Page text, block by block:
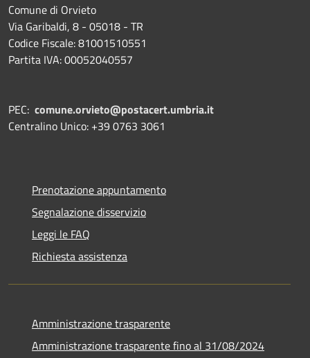
Comune di Orvieto
Via Garibaldi, 8 - 05018 - TR
Codice Fiscale: 81001510551
Partita IVA: 00052040557
PEC: comune.orvieto@postacert.umbria.it
Centralino Unico: +39 0763 3061
Prenotazione appuntamento
Segnalazione disservizio
Leggi le FAQ
Richiesta assistenza
Amministrazione trasparente
Amministrazione trasparente fino al 31/08/2024